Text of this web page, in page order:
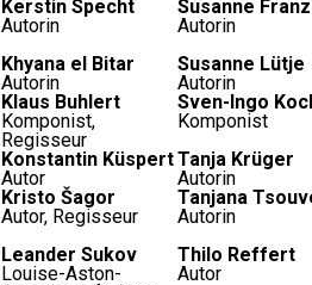
Kerstin Specht
Autorin
Susanne
Autorin
Khyana el Bitar
Autorin
Susanne Lütje
Autorin
Klaus Buhlert
Komponist,
Regisseur
Sven-Ingo
Komponist
Konstantin Küspert
Autor
Tanja Krüger
Autorin
Kristo Šagor
Autor, Regisseur
Tanjana
Autorin
Leander Sukov
Louise-Aston-
Thilo Reffert
Autor